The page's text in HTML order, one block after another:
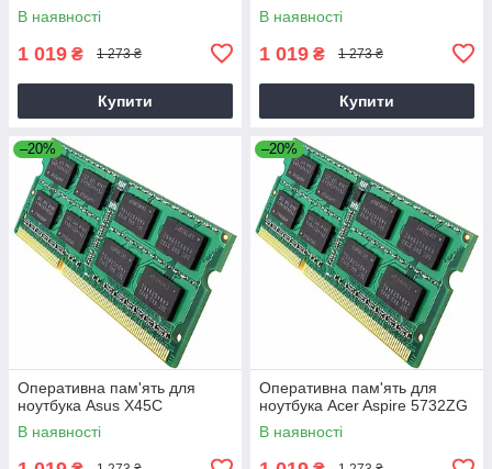
В наявності
1 019 ₴ 1 273 ₴
Купити
В наявності
1 019 ₴ 1 273 ₴
Купити
–20%
Оперативна пам'ять для
ноутбука Asus X45C
В наявності
–20%
Оперативна пам'ять для
ноутбука Acer Aspire 5732ZG
В наявності